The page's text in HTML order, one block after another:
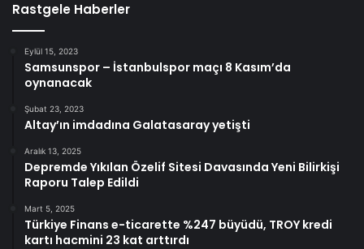
Rastgele Haberler
Eylül 15, 2023
Samsunspor – İstanbulspor maçı 8 Kasım’da
oynanacak
Şubat 23, 2023
Altay’ın imdadına Galatasaray yetişti
Aralık 13, 2025
Depremde Yıkılan Özelif Sitesi Davasında Yeni Bilirkişi
Raporu Talep Edildi
Mart 5, 2025
Türkiye Finans e-ticarette %247 büyüdü, TROY kredi
kartı hacmini 23 kat arttırdı